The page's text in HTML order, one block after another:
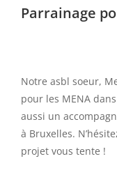
Parrainage
Notre asbl soeur,
pour les MENA
aussi un
à Bruxelles.
projet vous tente !